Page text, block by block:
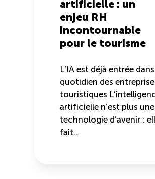
artificielle : un
enjeu RH
incontournable
pour le tourisme
L’IA est déjà entrée
quotidien des
touristiques
artificielle n’est plus une
technologie d’avenir :
fait…